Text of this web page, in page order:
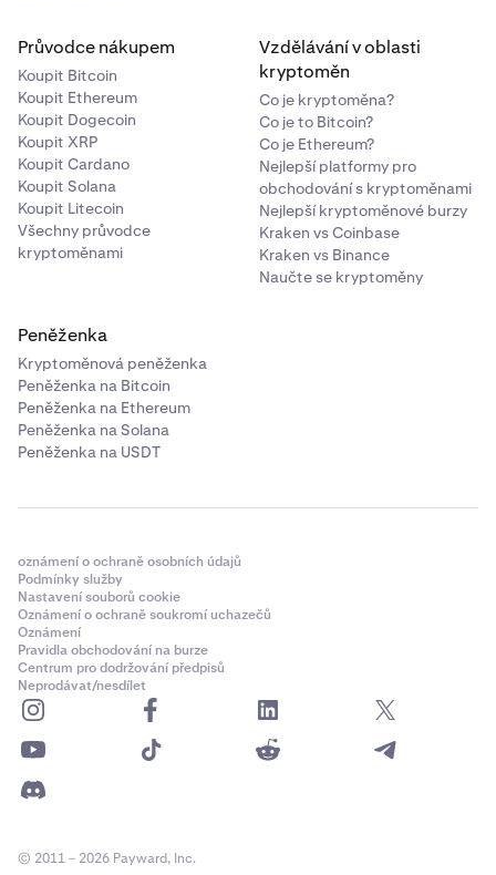
Průvodce nákupem
Koupit Bitcoin
Koupit Ethereum
Koupit Dogecoin
Koupit XRP
Koupit Cardano
Koupit Solana
Koupit Litecoin
Všechny průvodce
kryptoměnami
Vzdělávání v oblasti
kryptoměn
Co je kryptoměna?
Co je to Bitcoin?
Co je Ethereum?
Nejlepší platformy pro
obchodování s kryptoměnami
Nejlepší kryptoměnové burzy
Kraken vs Coinbase
Kraken vs Binance
Naučte se kryptoměny
Peněženka
Kryptoměnová peněženka
Peněženka na Bitcoin
Peněženka na Ethereum
Peněženka na Solana
Peněženka na USDT
oznámení o ochraně osobních údajů
Podmínky služby
Nastavení souborů cookie
Oznámení o ochraně soukromí uchazečů
Oznámení
Pravidla obchodování na burze
Centrum pro dodržování předpisů
Neprodávat/nesdílet
© 2011 – 2026 Payward, Inc.